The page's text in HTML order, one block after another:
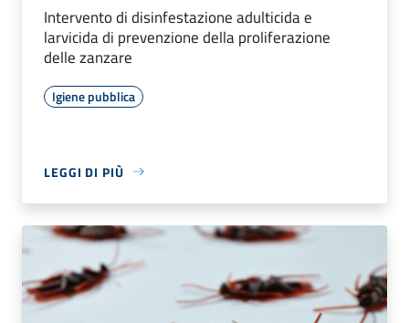
Intervento di disinfestazione adulticida e
larvicida di prevenzione della proliferazione
delle zanzare
Igiene pubblica
LEGGI DI PIÙ